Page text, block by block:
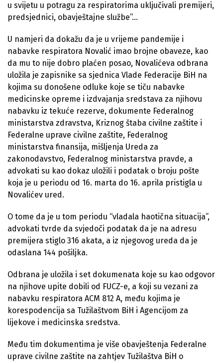
u svijetu u potragu za respiratorima uključivali premijeri,
predsjednici, obavještajne službe”…
U namjeri da dokažu da je u vrijeme pandemije i
nabavke respiratora Novalić imao brojne obaveze, kao
da mu to nije dobro plaćen posao, Novalićeva odbrana
uložila je zapisnike sa sjednica Vlade Federacije BiH na
kojima su donošene odluke koje se tiču nabavke
medicinske opreme i izdvajanja sredstava za njihovu
nabavku iz tekuće rezerve, dokumente Federalnog
ministarstva zdravstva, Kriznog štaba civilne zaštite i
Federalne uprave civilne zaštite, Federalnog
ministarstva finansija, mišljenja Ureda za
zakonodavstvo, Federalnog ministarstva pravde, a
advokati su kao dokaz uložili i podatak o broju pošte
koja je u periodu od 16. marta do 16. aprila pristigla u
Novalićev ured.
O tome da je u tom periodu “vladala haotična situacija”,
advokati tvrde da svjedoči podatak da je na adresu
premijera stiglo 316 akata, a iz njegovog ureda da je
odaslana 144 pošiljka.
Odbrana je uložila i set dokumenata koje su kao odgovor
na njihove upite dobili od FUCZ-e, a koji su vezani za
nabavku respiratora ACM 812 A, među kojima je
korespodencija sa Tužilaštvom BiH i Agencijom za
lijekove i medicinska sredstva.
Među tim dokumentima je više obavještenja Federalne
uprave civilne zaštite na zahtjev Tužilaštva BiH o